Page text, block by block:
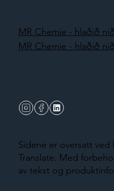
Sidene er oversatt
Translate. Med
av tekst og
MR Chemie - hlaðið
MR Chemie - hlaðið